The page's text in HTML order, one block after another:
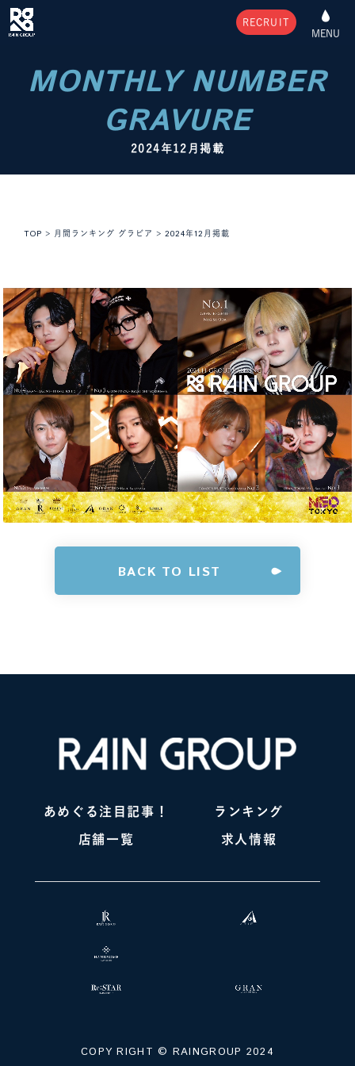
MENU
RECRUIT
MONTHLY NUMBER
GRAVURE
2024年12月掲載
TOP > 月間ランキング グラビア > 2024年12月掲載
BACK TO LIST
あめぐる注目記事！ ランキング
店舗一覧 求人情報
COPY RIGHT ©️ RAINGROUP 2024